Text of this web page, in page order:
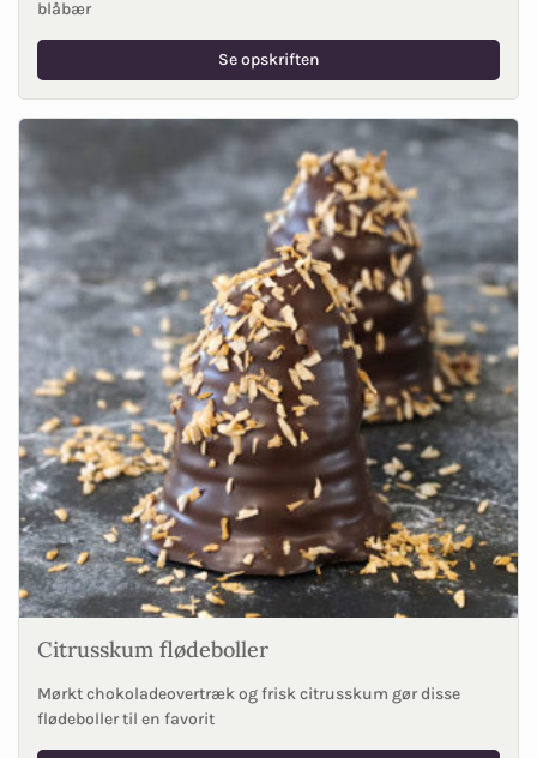
blåbær
Se opskriften
Citrusskum flødeboller
Mørkt chokoladeovertræk og frisk citrusskum gør disse
flødeboller til en favorit